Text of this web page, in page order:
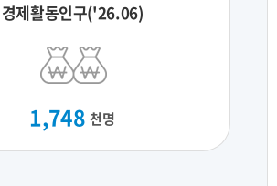
경제활동인구('26.06)
1,748 천명